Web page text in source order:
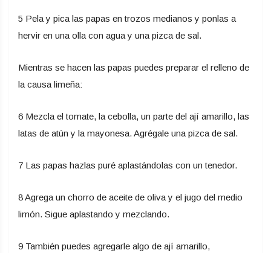
5 Pela y pica las papas en trozos medianos y ponlas a
hervir en una olla con agua y una pizca de sal.
Mientras se hacen las papas puedes preparar el relleno de
la causa limeña:
6 Mezcla el tomate, la cebolla, un parte del ají amarillo, las
latas de atún y la mayonesa. Agrégale una pizca de sal.
7 Las papas hazlas puré aplastándolas con un tenedor.
8 Agrega un chorro de aceite de oliva y el jugo del medio
limón. Sigue aplastando y mezclando.
9 También puedes agregarle algo de ají amarillo,